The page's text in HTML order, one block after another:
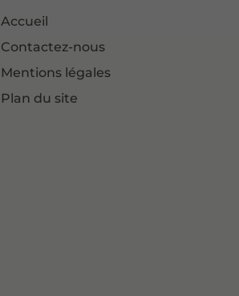
Accueil
Contactez-nous
Mentions légales
Plan du site